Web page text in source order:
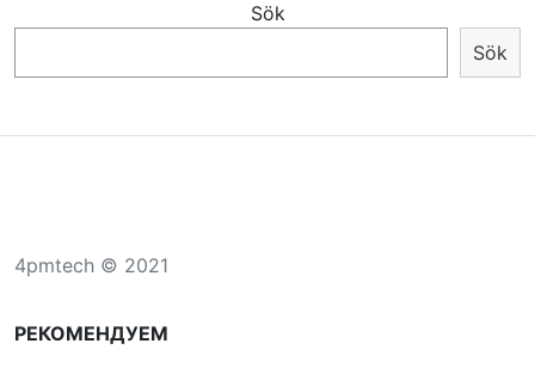
Sök
Sök
4pmtech © 2021
РЕКОМЕНДУЕМ